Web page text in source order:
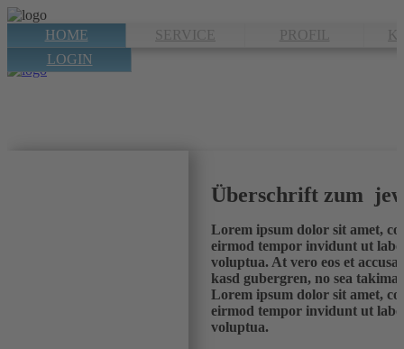
HOME SERVICE PROFIL
LOGIN
Überschrift zum
Lorem ipsum dolor sit amet,
eirmod tempor invidunt ut
voluptua. At vero eos et
kasd gubergren, no sea
Lorem ipsum dolor sit amet,
eirmod tempor invidunt ut
voluptua.